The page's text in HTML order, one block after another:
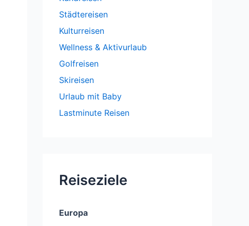
Städtereisen
Kulturreisen
Wellness & Aktivurlaub
Golfreisen
Skireisen
Urlaub mit Baby
Lastminute Reisen
Reiseziele
Europa